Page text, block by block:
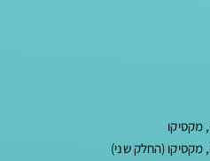
מקסיקו
מקסיקו (החלק שני)